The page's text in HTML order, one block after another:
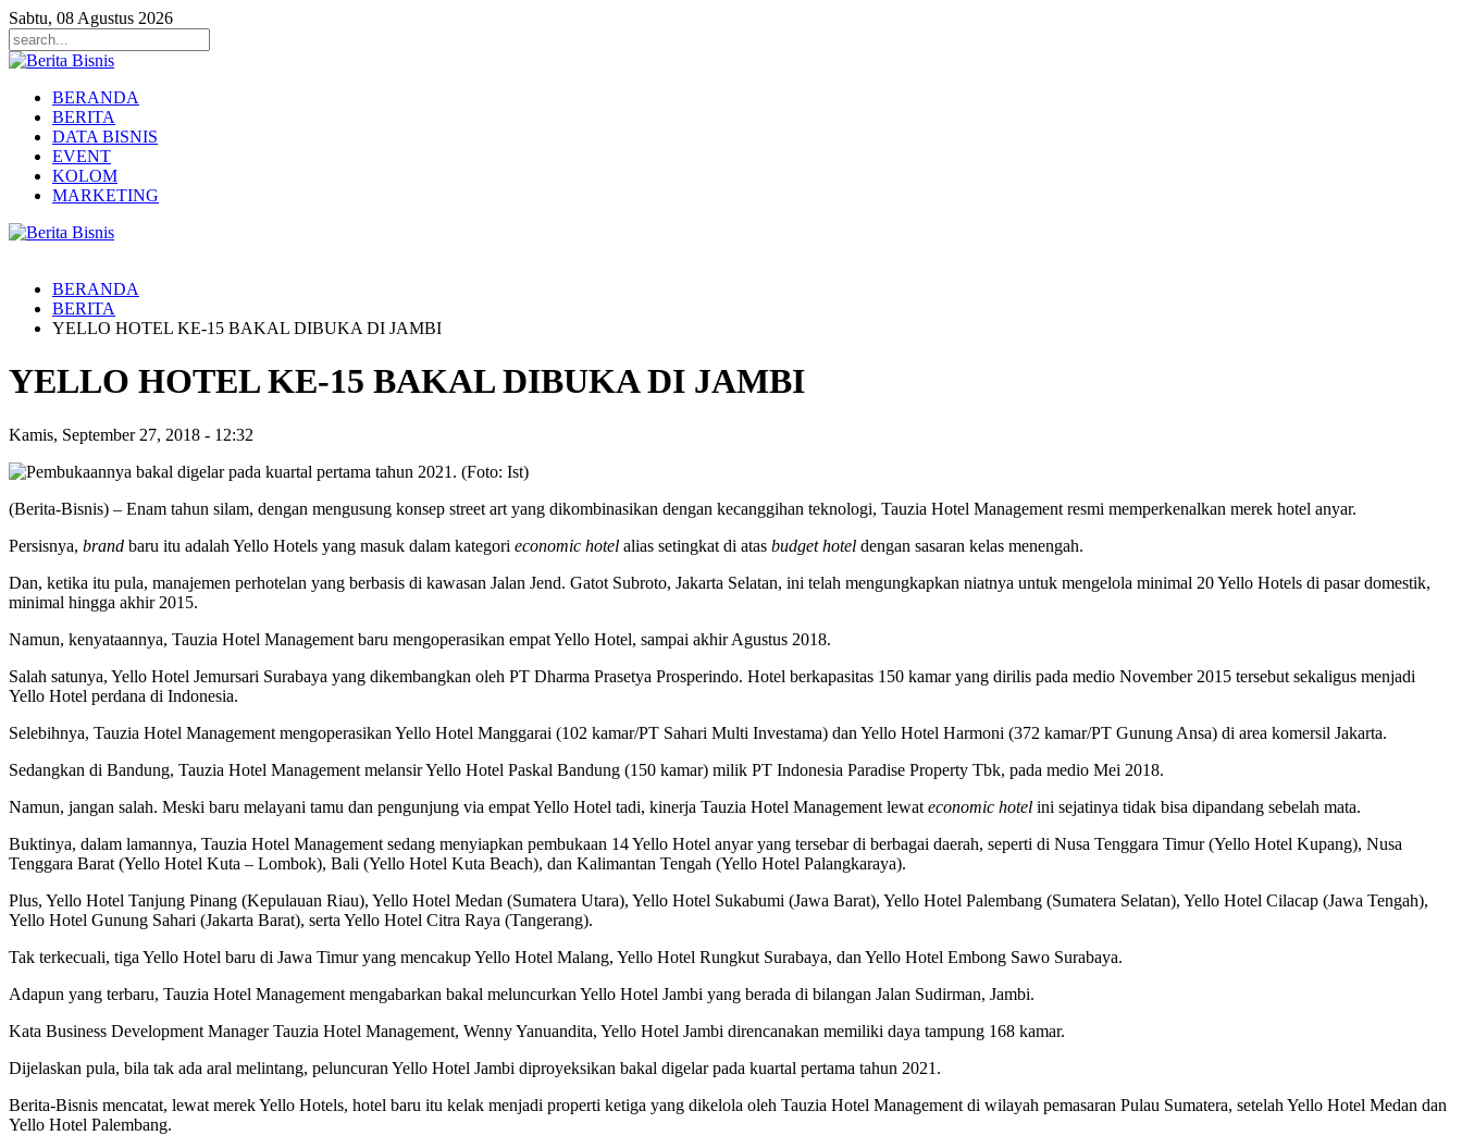
Sabtu, 08 Agustus 2026
BERANDA
BERITA
DATA BISNIS
EVENT
KOLOM
MARKETING
BERANDA
BERITA
YELLO HOTEL KE-15 BAKAL DIBUKA DI JAMBI
YELLO HOTEL KE-15 BAKAL DIBUKA DI JAMBI
Kamis, September 27, 2018 - 12:32
(Berita-Bisnis) – Enam tahun silam, dengan mengusung konsep street art yang dikombinasikan dengan kecanggihan teknologi, Tauzia Hotel Management resmi memperkenalkan merek hotel anyar.
Persisnya, brand baru itu adalah Yello Hotels yang masuk dalam kategori economic hotel alias setingkat di atas budget hotel dengan sasaran kelas menengah.
Dan, ketika itu pula, manajemen perhotelan yang berbasis di kawasan Jalan Jend. Gatot Subroto, Jakarta Selatan, ini telah mengungkapkan niatnya untuk mengelola minimal 20 Yello Hotels di pasar domestik,
minimal hingga akhir 2015.
Namun, kenyataannya, Tauzia Hotel Management baru mengoperasikan empat Yello Hotel, sampai akhir Agustus 2018.
Salah satunya, Yello Hotel Jemursari Surabaya yang dikembangkan oleh PT Dharma Prasetya Prosperindo. Hotel berkapasitas 150 kamar yang dirilis pada medio November 2015 tersebut sekaligus menjadi
Yello Hotel perdana di Indonesia.
Selebihnya, Tauzia Hotel Management mengoperasikan Yello Hotel Manggarai (102 kamar/PT Sahari Multi Investama) dan Yello Hotel Harmoni (372 kamar/PT Gunung Ansa) di area komersil Jakarta.
Sedangkan di Bandung, Tauzia Hotel Management melansir Yello Hotel Paskal Bandung (150 kamar) milik PT Indonesia Paradise Property Tbk, pada medio Mei 2018.
Namun, jangan salah. Meski baru melayani tamu dan pengunjung via empat Yello Hotel tadi, kinerja Tauzia Hotel Management lewat economic hotel ini sejatinya tidak bisa dipandang sebelah mata.
Buktinya, dalam lamannya, Tauzia Hotel Management sedang menyiapkan pembukaan 14 Yello Hotel anyar yang tersebar di berbagai daerah, seperti di Nusa Tenggara Timur (Yello Hotel Kupang), Nusa
Tenggara Barat (Yello Hotel Kuta – Lombok), Bali (Yello Hotel Kuta Beach), dan Kalimantan Tengah (Yello Hotel Palangkaraya).
Plus, Yello Hotel Tanjung Pinang (Kepulauan Riau), Yello Hotel Medan (Sumatera Utara), Yello Hotel Sukabumi (Jawa Barat), Yello Hotel Palembang (Sumatera Selatan), Yello Hotel Cilacap (Jawa Tengah),
Yello Hotel Gunung Sahari (Jakarta Barat), serta Yello Hotel Citra Raya (Tangerang).
Tak terkecuali, tiga Yello Hotel baru di Jawa Timur yang mencakup Yello Hotel Malang, Yello Hotel Rungkut Surabaya, dan Yello Hotel Embong Sawo Surabaya.
Adapun yang terbaru, Tauzia Hotel Management mengabarkan bakal meluncurkan Yello Hotel Jambi yang berada di bilangan Jalan Sudirman, Jambi.
Kata Business Development Manager Tauzia Hotel Management, Wenny Yanuandita, Yello Hotel Jambi direncanakan memiliki daya tampung 168 kamar.
Dijelaskan pula, bila tak ada aral melintang, peluncuran Yello Hotel Jambi diproyeksikan bakal digelar pada kuartal pertama tahun 2021.
Berita-Bisnis mencatat, lewat merek Yello Hotels, hotel baru itu kelak menjadi properti ketiga yang dikelola oleh Tauzia Hotel Management di wilayah pemasaran Pulau Sumatera, setelah Yello Hotel Medan dan
Yello Hotel Palembang.